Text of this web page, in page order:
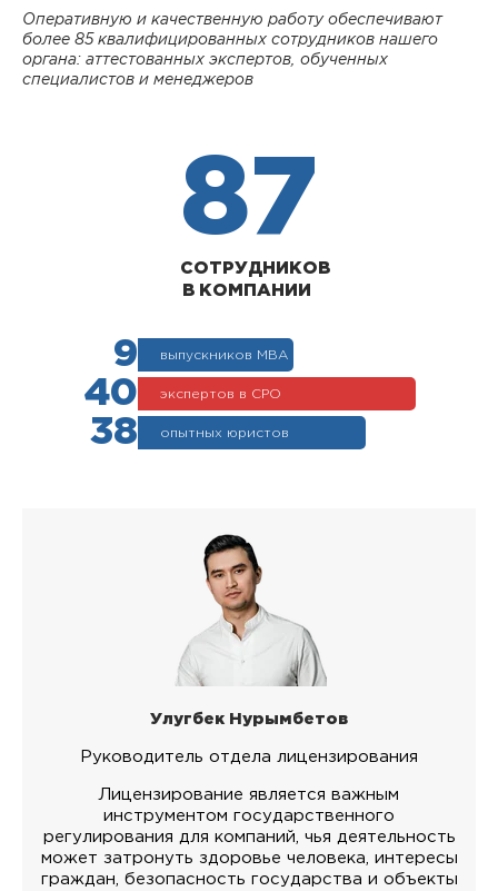
Оперативную и качественную работу обеспечивают
более 85 квалифицированных сотрудников нашего
органа: аттестованных экспертов, обученных
специалистов и менеджеров
87
СОТРУДНИКОВ
В КОМПАНИИ
9 выпускников МВА
40 экспертов в СРО
38 опытных юристов
Улугбек Нурымбетов
Руководитель отдела лицензирования
Лицензирование является важным
инструментом государственного
регулирования для компаний, чья деятельность
может затронуть здоровье человека, интересы
граждан, безопасность государства и объекты